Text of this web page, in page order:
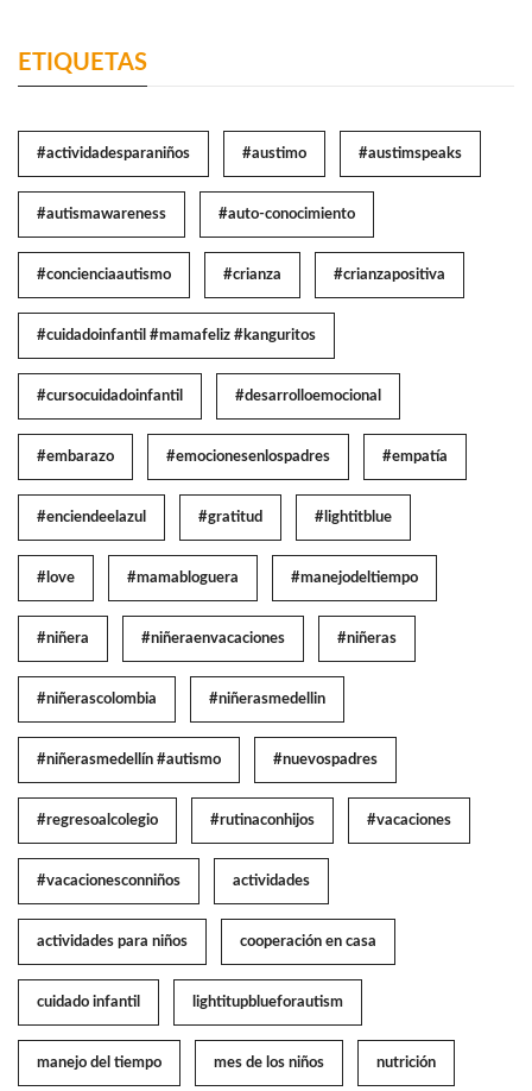
ETIQUETAS
#actividadesparaniños #austimo #austimspeaks
#autismawareness #auto-conocimiento
#concienciaautismo #crianza #crianzapositiva
#cuidadoinfantil #mamafeliz #kanguritos
#cursocuidadoinfantil #desarrolloemocional
#embarazo #emocionesenlospadres #empatía
#enciendeelazul #gratitud #lightitblue
#love #mamabloguera #manejodeltiempo
#niñera #niñeraenvacaciones #niñeras
#niñerascolombia #niñerasmedellin
#niñerasmedellín #autismo #nuevospadres
#regresoalcolegio #rutinaconhijos #vacaciones
#vacacionesconniños actividades
actividades para niños cooperación en casa
cuidado infantil lightitupblueforautism
manejo del tiempo mes de los niños nutrición